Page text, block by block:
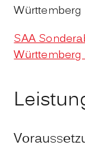
Württemberg
SAA